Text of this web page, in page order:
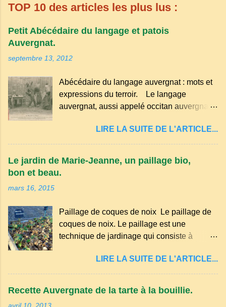
TOP 10 des articles les plus lus :
Petit Abécédaire du langage et patois
Auvergnat.
septembre 13, 2012
Abécédaire du langage auvergnat : mots et
expressions du terroir. Le langage
auvergnat, aussi appelé occitan auvergnat ,
principalement en Auvergne et dans
certaines parties du Massif central . Il
et est classé parmi les dialectes du nord-
Par exemple, on trouve des mots typiques
comme "agourer" (s'accroupir) ou "aze"
(âne, utilisé aussi pour désigner quelqu'un
Auvergne particulièrement du Puy-de-
Dôme . A Adrillier : arbres de la famille...
LIRE LA SUITE DE L'ARTICLE...
Le jardin de Marie-Jeanne, un paillage bio,
bon et beau.
mars 16, 2015
Paillage de coques de noix Le paillage de
coques de noix. Le paillage est une
technique de jardinage qui consiste à
organiques, minéraux ou synthétiques pour
le protéger et améliorer sa fertilité. Il
présente plusieurs avantages : Réduction
des arrosages : Le paillage limite
LIRE LA SUITE DE L'ARTICLE...
Recette Auvergnate de la tarte à la bouillie.